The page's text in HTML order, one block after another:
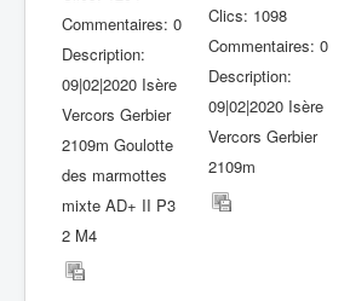
Commentaires: 0
Description:
09|02|2020 Isère
Vercors Gerbier
2109m Goulotte
des marmottes
mixte AD+ II P3
2 M4
Clics: 1098
Commentaires: 0
Description:
09|02|2020 Isère
Vercors Gerbier
2109m